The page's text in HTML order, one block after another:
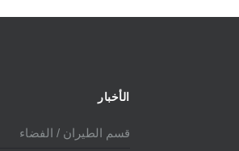
الأخبار
قسم الطيران / الفضاء